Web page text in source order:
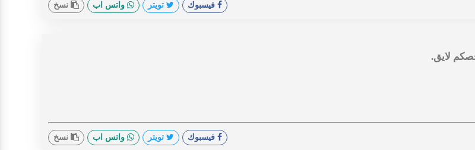
فيسبوك تويتر واتس اب نسخ
لايق.
فيسبوك تويتر واتس اب نسخ